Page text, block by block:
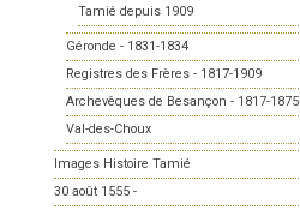
Tamié depuis 1909
Géronde - 1831-1834
Registres des Frères - 1817-1909
Archevêques de Besançon - 1817-1875
Val-des-Choux
Images Histoire Tamié
30 août 1555 -